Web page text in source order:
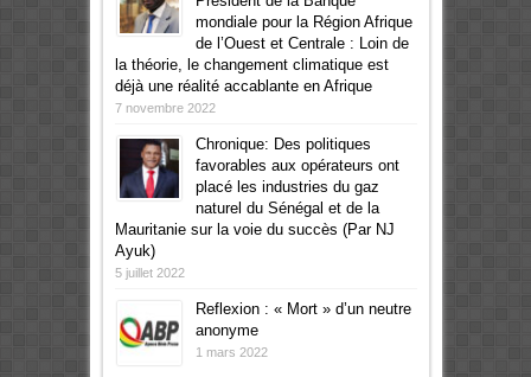
mondiale pour la Région Afrique
de l’Ouest et Centrale : Loin de
la théorie, le changement climatique est
déjà une réalité accablante en Afrique
7 novembre 2022
Chronique: Des politiques
favorables aux opérateurs ont
placé les industries du gaz
naturel du Sénégal et de la
Mauritanie sur la voie du succès (Par NJ
Ayuk)
5 juillet 2022
Reflexion : « Mort » d’un neutre
anonyme
1 mars 2022